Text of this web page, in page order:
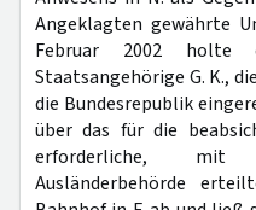
Angeklagten gewährte
Februar 2002 holte
Staatsangehörige G. K.,
die Bundesrepublik
über das für die
erforderliche, mit
Ausländerbehörde